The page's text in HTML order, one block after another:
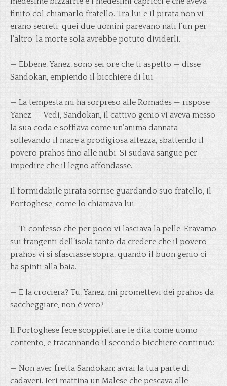
finito col chiamarlo fratello. Tra lui e il pirata non vi
erano secreti; quei due uomini parevano nati l’un per
l’altro: la morte sola avrebbe potuto dividerli.
— Ebbene, Yanez, sono sei ore che ti aspetto — disse
Sandokan, empiendo il bicchiere di lui.
— La tempesta mi ha sorpreso alle Romades — rispose
Yanez. — Vedi, Sandokan, il cattivo genio vi aveva messo
la sua coda e soffiava come un’anima dannata
sollevando il mare a prodigiosa altezza, sbattendo il
povero prahos fino alle nubi. Si sudava sangue per
impedire che il legno affondasse.
Il formidabile pirata sorrise guardando suo fratello, il
Portoghese, come lo chiamava lui.
— Ti confesso che per poco vi lasciava la pelle. Eravamo
sui frangenti dell’isola tanto da credere che il povero
prahos vi si sfasciasse sopra, quando il buon genio ci
ha spinti alla baia.
— E la crociera? Tu, Yanez, mi promettevi dei prahos da
saccheggiare, non è vero?
Il Portoghese fece scoppiettare le dita come uomo
contento, e tracannando il secondo bicchiere continuò:
— Non aver fretta Sandokan; avrai la tua parte di
cadaveri. Ieri mattina un Malese che pescava alle